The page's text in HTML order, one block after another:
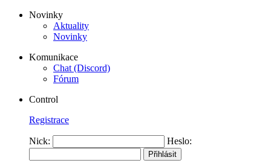
Novinky
Aktuality
Novinky
Komunikace
Chat (Discord)
Fórum
Control
Registrace
Nick: Heslo: